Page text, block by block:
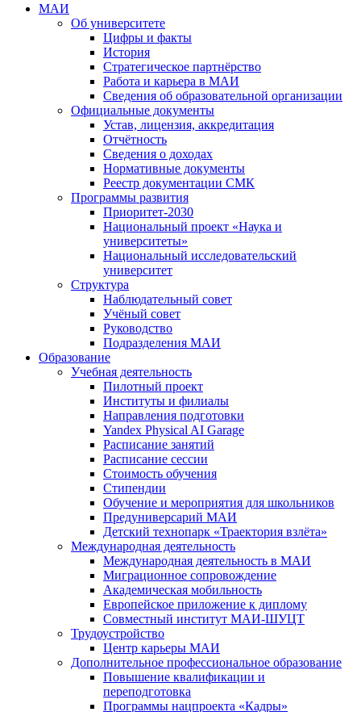
МАИ
Об университете
Цифры и факты
История
Стратегическое партнёрство
Работа и карьера в МАИ
Сведения об образовательной организации
Официальные документы
Устав, лицензия, аккредитация
Отчётность
Сведения о доходах
Нормативные документы
Реестр документации СМК
Программы развития
Приоритет-2030
Национальный проект «Наука и
университеты»
Национальный исследовательский
университет
Структура
Наблюдательный совет
Учёный совет
Руководство
Подразделения МАИ
Образование
Учебная деятельность
Пилотный проект
Институты и филиалы
Направления подготовки
Yandex Physical AI Garage
Расписание занятий
Расписание сессии
Стоимость обучения
Стипендии
Обучение и мероприятия для школьников
Предуниверсарий МАИ
Детский технопарк «Траектория взлёта»
Международная деятельность
Международная деятельность в МАИ
Миграционное сопровождение
Академическая мобильность
Европейское приложение к диплому
Совместный институт МАИ-ШУЦТ
Трудоустройство
Центр карьеры МАИ
Дополнительное профессиональное образование
Повышение квалификации и
переподготовка
Программы нацпроекта «Кадры»